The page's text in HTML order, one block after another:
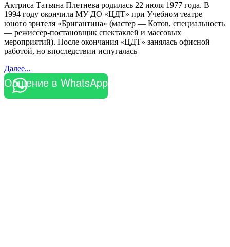
Актриса Татьяна Плетнева родилась 22 июля 1977 года. В
1994 году окончила МУ ДО «ЦДТ» при Учебном театре
юного зрителя «Бригантина» (мастер — Котов, специальность
— режиссер-постановщик спектаклей и массовых
мероприятий). После окончания «ЦДТ» занялась офисной
работой, но впоследствии испугалась
Далее...
Общение в WhatsApp